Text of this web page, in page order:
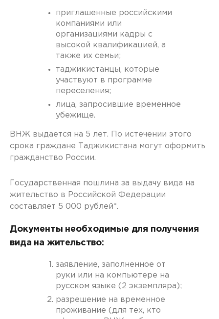
приглашенные российскими
компаниями или
организациями кадры с
высокой квалификацией, а
также их семьи;
таджикистанцы, которые
участвуют в программе
переселения;
лица, запросившие временное
убежище.
ВНЖ выдается на 5 лет. По истечении этого
срока граждане Таджикистана могут оформить
гражданство России.
Государственная пошлина за выдачу вида на
жительство в Российской Федерации
составляет 5 000 рублей*.
Документы необходимые для получения
вида на жительство:
заявление, заполненное от
руки или на компьютере на
русском языке (2 экземпляра);
разрешение на временное
проживание (для тех, кто